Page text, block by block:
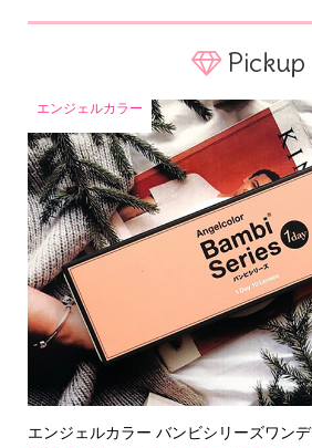
Pickup
エンジェルカラー
エンジェルカラー バンビシリーズワン